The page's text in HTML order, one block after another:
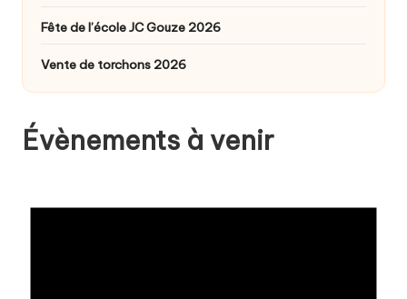
o
l
e
-
Fête de l’école JC Gouze 2026
Vente de torchons 2026
Évènements à venir